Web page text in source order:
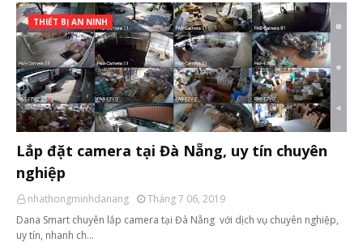
THIẾT BỊ AN NINH
Lắp đặt camera tại Đà Nẵng, uy tín chuyên
nghiệp
nhathongminhdanang
Tháng 7 06, 2019
Dana Smart chuyên lắp camera tại Đà Nẵng với dịch vụ chuyên nghiệp,
uy tín, nhanh ch…